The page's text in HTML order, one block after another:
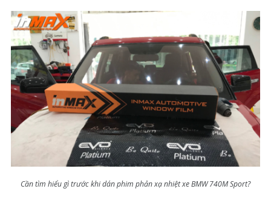
Cần tìm hiểu gì trước khi dán phim phản xạ nhiệt xe BMW 740M Sport?